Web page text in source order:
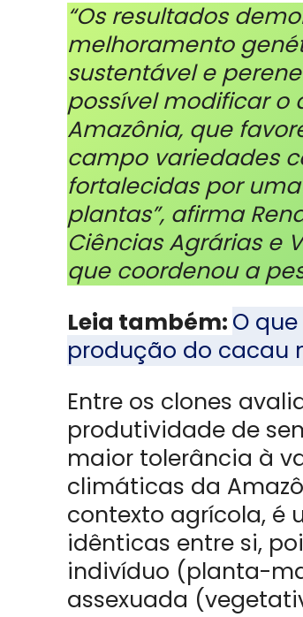
“Os resultados
melhoramento
sustentável e
possível modificar
Amazônia, que
campo variedades
fortalecidas por
plantas”, afirma
Ciências Agrárias e
que coordenou a
Leia também: O
produção do cacau
Entre os clones
produtividade de
maior tolerância à
climáticas da
contexto agrícola, é
idênticas entre si,
indivíduo (planta-
assexuada